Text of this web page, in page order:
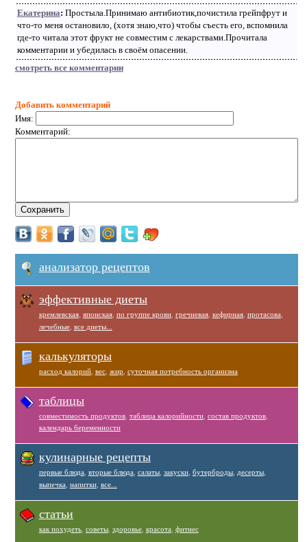
Екатерина: Простыла.Принимаю антибиотик,почистила грейпфрут и
что-то меня остановило, (хотя знаю,что) чтобы съесть его, вспомнила
где-то читала этот фрукт не совместим с лекарствами.Прочитала
комментарии и убедилась в своём опасении.
смотреть все комментарии
Добавить комментарий
Имя:
Комментарий:
анализатор рецептов
эффективные диеты
кремлевская, японская, по группе крови, гречневая, кефирная, протасова
лечебные, все диеты...
калькуляторы
расход калорий, вес, жир суточная потребность организма
таблицы
совместимость продуктов, таблица калорийности, состав продуктов,
календарь беременности
кулинарные рецепты
первые блюда вторые блюда салаты, закуски, бутерброды, десерты,
выпечка напитки, все...
статьи
как похудеть, советы, здоровье, красота фитнес